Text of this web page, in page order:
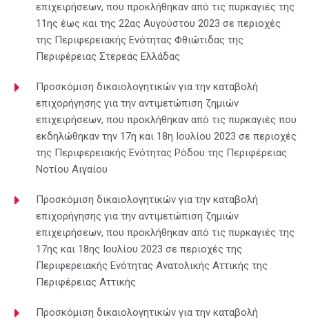
επιχειρήσεων, που προκλήθηκαν από τις πυρκαγιές της
11ης έως και της 22ας Αυγούστου 2023 σε περιοχές
της Περιφερειακής Ενότητας Φθιώτιδας της
Περιφέρειας Στερεάς Ελλάδας
Προσκόμιση δικαιολογητικών για την καταβολή
επιχορήγησης για την αντιμετώπιση ζημιών
επιχειρήσεων, που προκλήθηκαν από τις πυρκαγιές που
εκδηλώθηκαν την 17η και 18η Ιουλίου 2023 σε περιοχές
της Περιφερειακής Ενότητας Ρόδου της Περιφέρειας
Νοτίου Αιγαίου
Προσκόμιση δικαιολογητικών για την καταβολή
επιχορήγησης για την αντιμετώπιση ζημιών
επιχειρήσεων, που προκλήθηκαν από τις πυρκαγιές της
17ης και 18ης Ιουλίου 2023 σε περιοχές της
Περιφερειακής Ενότητας Ανατολικής Αττικής της
Περιφέρειας Αττικής
Προσκόμιση δικαιολογητικών για την καταβολή